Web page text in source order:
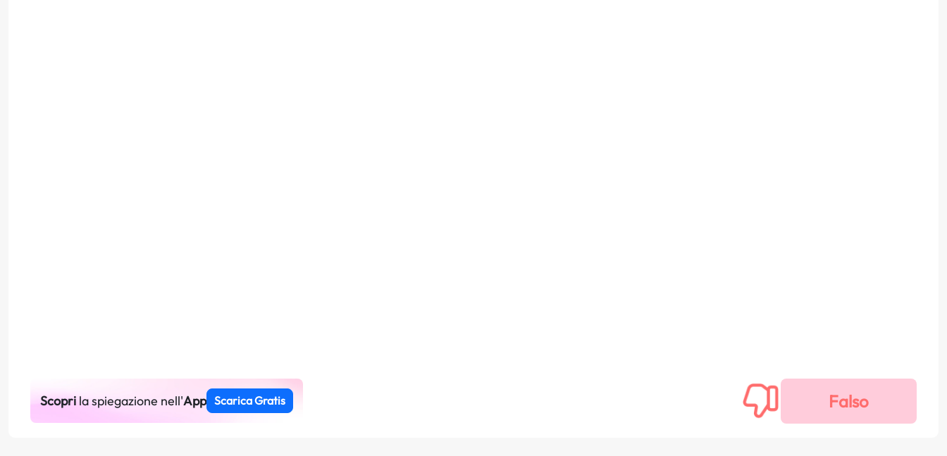
Scoprila spiegazione nell'App Scarica Gratis